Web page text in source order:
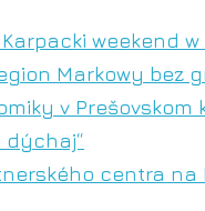
weekend
Markowy bez
v Prešovskom
dýchaj“
centra na